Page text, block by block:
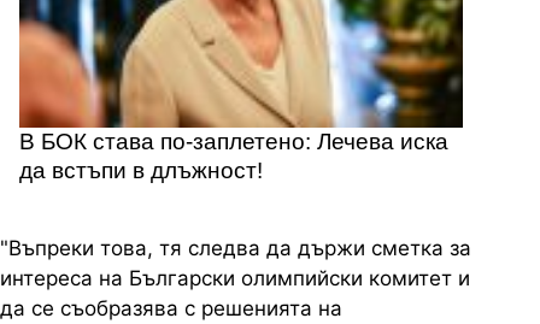
В БОК става по-заплетено: Лечева иска
да встъпи в длъжност!
"Въпреки това, тя следва да държи сметка за
интереса на Български олимпийски комитет и
да се съобразява с решенията на